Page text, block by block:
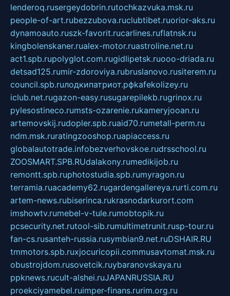
lenderoq.rusergeydobrin.rutochkazvuka.msk.ru
people-of-art.rubezzubova.ruclubtibet.ruorior-aks.ru
dynamoauto.ruszk-favorit.rucarlines.ruflatnsk.ru
kingbolenskaner.rualex-motor.ruastroline.net.ru
act1.spb.rupolyglot.com.rugidlipetsk.ruooo-driada.ru
detsad125.rumir-zdoroviya.rubruslanovo.rusiterem.ru
council.spb.ruлодкипатриот.рфkafekolizey.ru
iclub.net.rugazon-easy.rusugarepilekb.rugrinox.ru
pylesostineco.rumsts-ozarenie.rukameryjooan.ru
artemovskij.rudopler.spb.ruaid70.rumetall-perm.ru
ndm.msk.ruratingzooshop.ruapiaccess.ru
globalautotrade.infobezverhovskoe.rudrsschool.ru
ZOOSMART.SPB.RUdalakony.rumedikijob.ru
remontt.spb.ruphotostudia.spb.rumyragon.ru
terramia.ruacademy62.rugardengallereya.rurti.com.ru
artem-news.rubiserinca.rukrasnodarkurort.com
imshowtv.rumebel-v-tule.rumobtopik.ru
pcsecurity.net.rutool-sib.rumultimetrunit.rusp-tour.ru
fan-cs.rusanteh-russia.rusymbian9.net.ruDSHAIR.RU
tmmotors.spb.ruxjocuricopii.commusavtomat.msk.ru
obustrojdom.rusovetcik.ruybaranovskaya.ru
ppknews.rucult-alshei.ruJAPANRUSSIA.RU
proekciyamebel.ruimper-finans.rurim.org.ru